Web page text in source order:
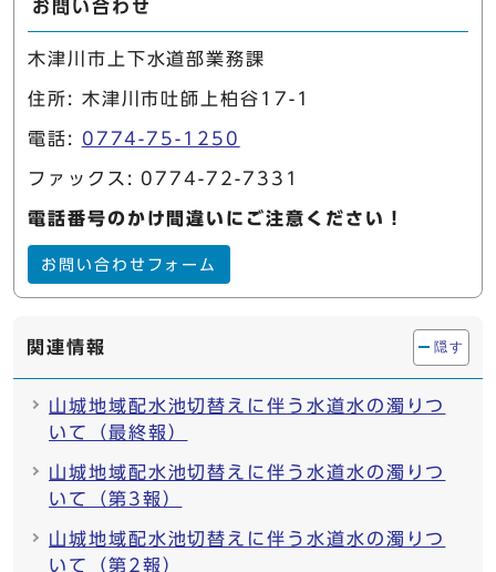
お問い合わせ
木津川市上下水道部業務課
住所: 木津川市吐師上柏谷17-1
電話: 0774-75-1250
ファックス: 0774-72-7331
電話番号のかけ間違いにご注意ください！
お問い合わせフォーム
関連情報 隠す
山城地域配水池切替えに伴う水道水の濁りつ
いて（最終報）
山城地域配水池切替えに伴う水道水の濁りつ
いて（第3報）
山城地域配水池切替えに伴う水道水の濁りつ
いて（第2報）